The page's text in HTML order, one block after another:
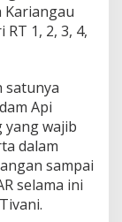
Kariangau
1, 2, 3, 4,
satunya
Api
yang wajib
dalam
sampai
selama ini